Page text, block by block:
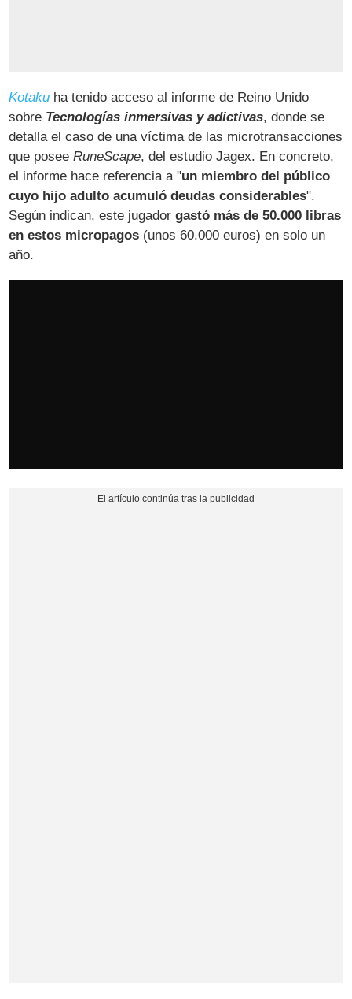
Kotaku ha tenido acceso al informe de Reino Unido
sobre Tecnologías inmersivas y adictivas, donde se
detalla el caso de una víctima de las microtransacciones
que poseeRuneScape, del estudio Jagex. En concreto,
el informe hace referencia a "un miembro del público
cuyo hijo adulto acumuló deudas considerables".
Según indican, este jugadorgastó más de 50.000 libras
en estos micropagos (unos 60.000 euros) en solo un
año.